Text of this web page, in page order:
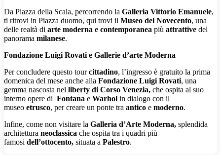
Da Piazza della Scala, percorrendo la Galleria Vittorio Emanuele,
ti ritrovi in Piazza duomo, qui trovi il Museo del Novecento, una
delle realtà di arte moderna e contemporanea più attrattive del
panorama milanese.
Fondazione Luigi Rovati e Gallerie d’arte Moderna
Per concludere questo tourcittadino, l’ingresso è gratuito la prima
domenica del mese anche alla Fondazione Luigi Rovati, una
gemma nascosta nel liberty di Corso Venezia, che ospita al suo
interno opere di Fontana e Warhol in dialogo con il
museo etrusco, per creare un ponte tra antico e moderno.
Infine, come non visitare la Galleria d’Arte Moderna, splendida
architettura neoclassica che ospita tra i quadri più
famosi dell’ottocento, situata a Palestro.